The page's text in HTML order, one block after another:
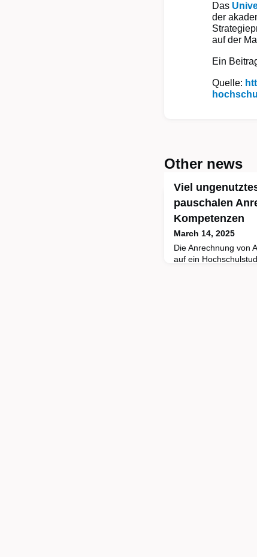
Das
der
auf der
Ein
Quelle:
Other news
Viel
pauschalen
Kompetenzen
March 14, 2025
Die Anrechnung von
auf ein